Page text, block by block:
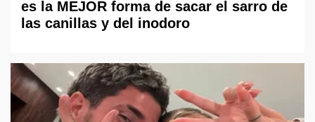
es la MEJOR forma de sacar el sarro de
las canillas y del inodoro